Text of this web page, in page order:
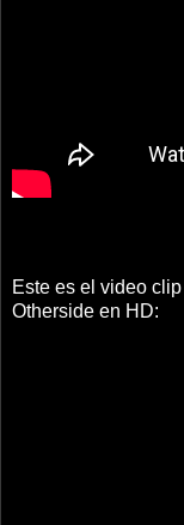
Este es el video
Otherside en HD: